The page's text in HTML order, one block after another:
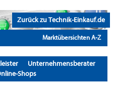
Zurück zu Technik-Einkauf.de
Marktübersichten A-Z
Unternehmensberater
Shops